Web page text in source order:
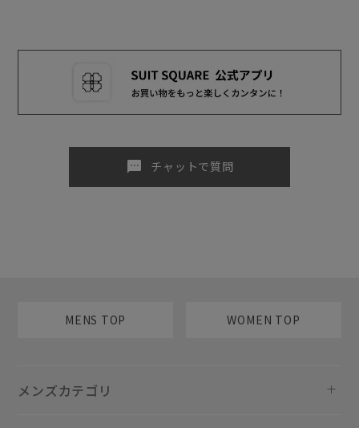
sms チャットで質問
MENS TOP WOMEN TOP
メンズカテゴリ